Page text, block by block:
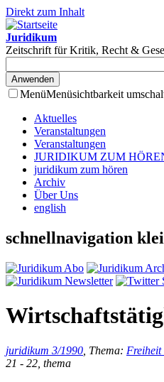
Direkt zum Inhalt
Juridikum
Zeitschrift für Kritik, Recht &
MenüMenüsichtbarkeit
Aktuelles
Veranstaltungen
Veranstaltungen
JURIDIKUM ZUM
juridikum zum hören
Archiv
Über Uns
english
schnellnavigation
juridikum 3/1990 , Thema:
21 - 22, thema